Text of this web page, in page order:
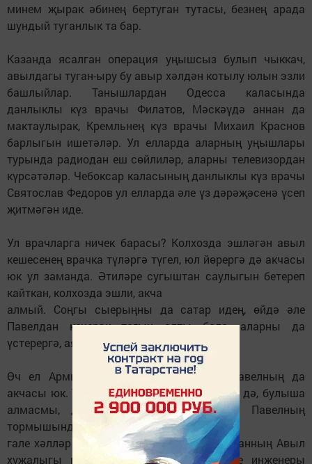
минем җырак әбинең бертуган тутасы, безнең арада
шундый туганлык та бар.
Казанда ясалган операция уңышсыз булып чыккач,
авылдагы туган-ыру бу авыр хәлдән котылу юлын эзли
башлыйлар. Танышлардан Одесса каласында
данлыклы күз врачы Филатов, Мәскәүдә аннан да
мактаулырак, Кремльнең күз врачы Михаил Краснов
барлыгын ишетәләр. Ул елларда аларның уңышлары
турында радиодан еш сөйлиләр, аларны телевизордан
күрсәтәләр. Чебоксар каласының данлыклы күз врачы
Святослав Федоров ул елларда әле үз дәрәҗәсенә үсеп
җитмәгән иде.
Ул врачларга ничек барасы? Колхозда эшләгән авыл
кешесенең врачка түләргә түгел, юл йөрергә дә акчасы
юк ул заманда. Әтиләре сугыштан саулыгын бетереп
кайткан, колхозда эшли, акча
алмый. Соңгы сыерыңны да сатар идең, өйдә әле
Павелдан кечерәк тагын алты бала, аларны да
үстерергә, аякка бастырырга кирәк.
Өч ел Армиядә хезмәт итеп кайткан Павелның да
акчасы юк. Туганнар аркылы белешкәннәр дә, булыша
алмасмы, дип, миңа хәбәр салганнар. Павелның
тормышында әлеге фаҗи-
гале хәлләр булган 1975 елда мин Татарстанның Авыл
хуҗалыгы министрлыгында төзү эшләре инженеры